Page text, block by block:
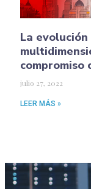
La
compromiso
julio 27, 2022
LEER MÁS »